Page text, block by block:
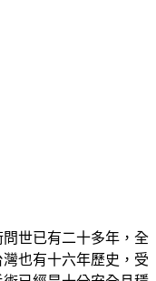
世已有二十多年，全
也有十六年歷史，受